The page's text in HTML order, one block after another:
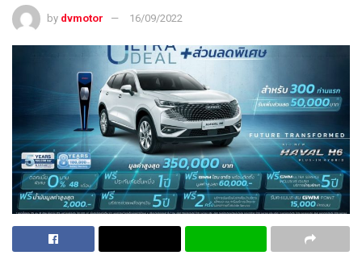
by dvmotor 16/09/2022